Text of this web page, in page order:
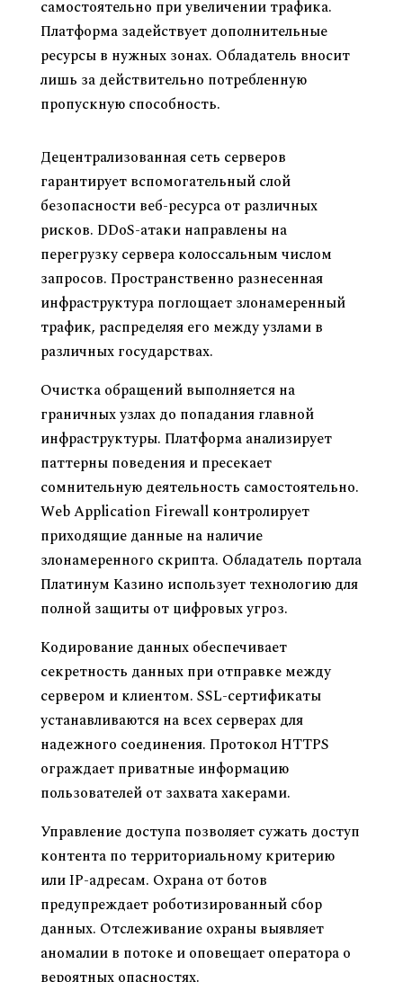
самостоятельно при увеличении трафика.
Платформа задействует дополнительные
ресурсы в нужных зонах. Обладатель вносит
лишь за действительно потребленную
пропускную способность.
Децентрализованная сеть серверов
гарантирует вспомогательный слой
безопасности веб-ресурса от различных
рисков. DDoS-атаки направлены на
перегрузку сервера колоссальным числом
запросов. Пространственно разнесенная
инфраструктура поглощает злонамеренный
трафик, распределяя его между узлами в
различных государствах.
Очистка обращений выполняется на
граничных узлах до попадания главной
инфраструктуры. Платформа анализирует
паттерны поведения и пресекает
сомнительную деятельность самостоятельно.
Web Application Firewall контролирует
приходящие данные на наличие
злонамеренного скрипта. Обладатель портала
Платинум Казино использует технологию для
полной защиты от цифровых угроз.
Кодирование данных обеспечивает
секретность данных при отправке между
сервером и клиентом. SSL-сертификаты
устанавливаются на всех серверах для
надежного соединения. Протокол HTTPS
ограждает приватные информацию
пользователей от захвата хакерами.
Управление доступа позволяет сужать доступ
контента по территориальному критерию
или IP-адресам. Охрана от ботов
предупреждает роботизированный сбор
данных. Отслеживание охраны выявляет
аномалии в потоке и оповещает оператора о
вероятных опасностях.